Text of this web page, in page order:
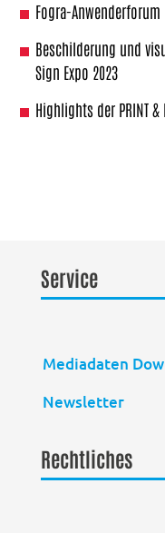
Fogra-Anwenderforum
Beschilderung und
Sign Expo 2023
Highlights der PRINT &
Service
Mediadaten
Newsletter
Rechtliches